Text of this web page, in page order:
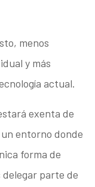
menos
y más
actual.
exenta de
entorno donde
forma de
parte de